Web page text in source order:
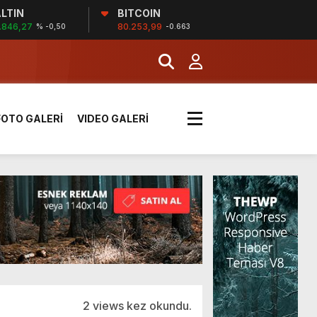
% -0,50
BITCOIN
80.253,99 -0.663
SGK
kararı verildi
etkili olacak
SGK
GALERİ VIDEO GALERİ
2 views kez okundu.